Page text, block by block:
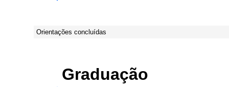
Orientações concluídas
Graduação